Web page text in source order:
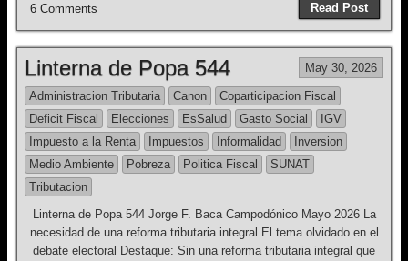
e
b
o
o
k
er
ar
e
Read Post
6 Comments
Linterna de Popa 544 May 30, 2026
Administracion Tributaria Canon
Coparticipacion Fiscal
Deficit Fiscal
Elecciones EsSalud Gasto Social
IGV
Impuesto a la Renta
Impuestos Informalidad
Inversion
Medio Ambiente
Pobreza Politica Fiscal
SUNAT
Tributacion
Linterna de Popa 544 Jorge F. Baca Campodónico Mayo 2026 La
necesidad de una reforma tributaria integral El tema olvidado en el
debate electoral Destaque: Sin una reforma tributaria integral que